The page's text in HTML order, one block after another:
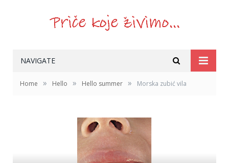
NAVIGATE
Home » Hello » Hello summer » Morska zubić vila